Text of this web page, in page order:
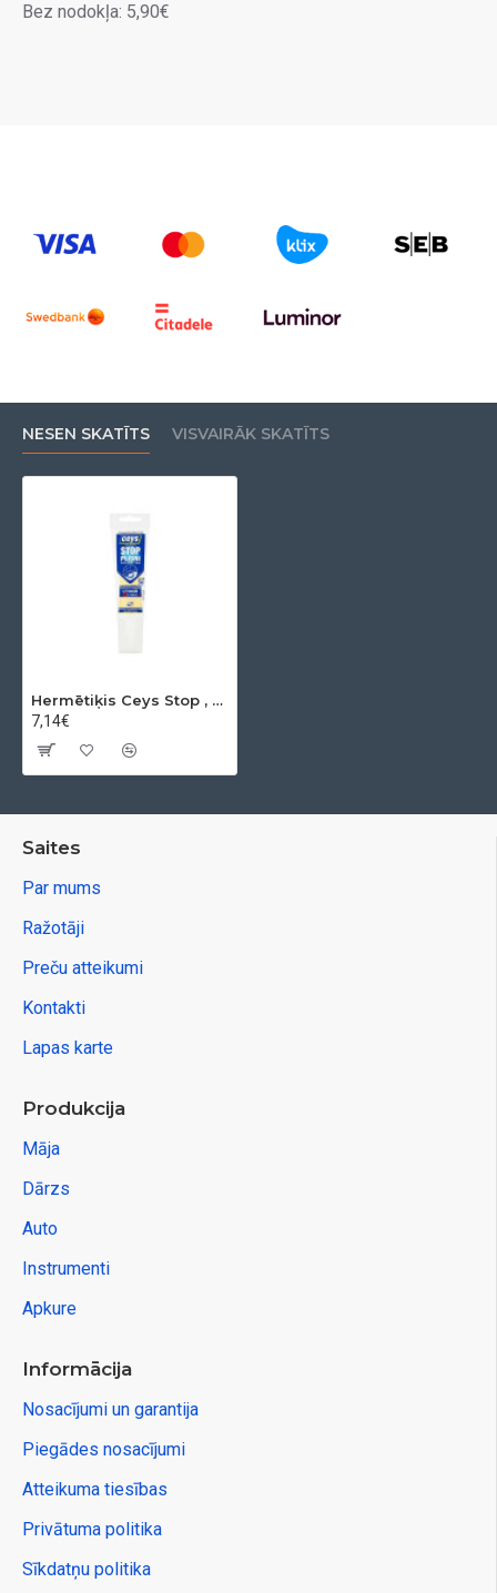
Bez nodokļa: 5,90€
NESEN SKATĪTS VISVAIRĀK SKATĪTS
Hermētiķis Ceys Stop , caurspīdīga, tūbiņa 125 ml
7,14€
Saites
Par mums
Ražotāji
Preču atteikumi
Kontakti
Lapas karte
Produkcija
Māja
Dārzs
Auto
Instrumenti
Apkure
Informācija
Nosacījumi un garantija
Piegādes nosacījumi
Atteikuma tiesības
Privātuma politika
Sīkdatņu politika